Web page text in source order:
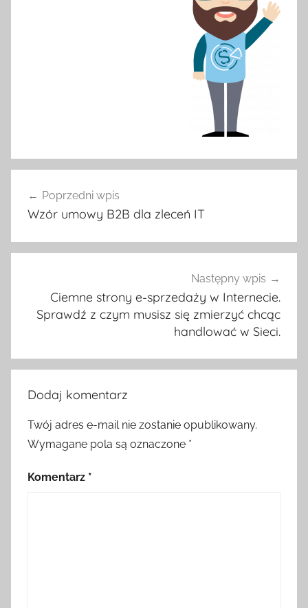
wpisu
Poprzedni wpis
Wzór umowy B2B dla zleceń IT
Następny wpis
Ciemne strony e-sprzedaży w Internecie.
Sprawdź z czym musisz się zmierzyć chcąc
handlować w Sieci.
Dodaj komentarz
Twój adres e-mail nie zostanie opublikowany.
Wymagane pola są oznaczone *
Komentarz *